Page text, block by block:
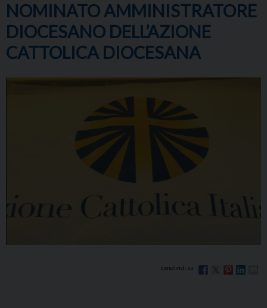
NOMINATO AMMINISTRATORE
DIOCESANO DELL’AZIONE
CATTOLICA DIOCESANA